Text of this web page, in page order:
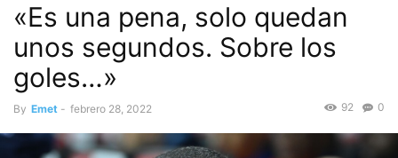
«Es una pena, solo quedan
unos segundos. Sobre los
goles…»
By Emet - febrero 28, 2022 0
92